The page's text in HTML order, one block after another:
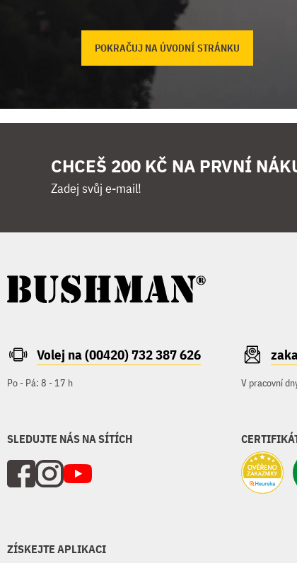
POKRAČUJ NA ÚVODNÍ STRÁNKU
CHCEŠ 200 KČ NA PRVNÍ
Zadej svůj e-mail!
Volej na (00420) 732 387 626
Po - Pá: 8 - 17 h V pracovní
SLEDUJTE NÁS NA SÍTÍCH
ZÍSKEJTE APLIKACI